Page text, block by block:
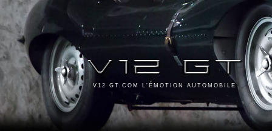
V12 GT.COM L'ÉMOTION AUTOMOBILE